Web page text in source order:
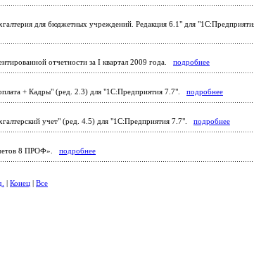
для бюджетных учреждений. Редакция 6.1" для
отчетности за I квартал 2009 года. подробнее
+ Кадры" (ред. 2.3) для "1С:Предприятия 7.7". подробнее
учет" (ред. 4.5) для "1С:Предприятия 7.7". подробнее
8 ПРОФ». подробнее
Конец Все